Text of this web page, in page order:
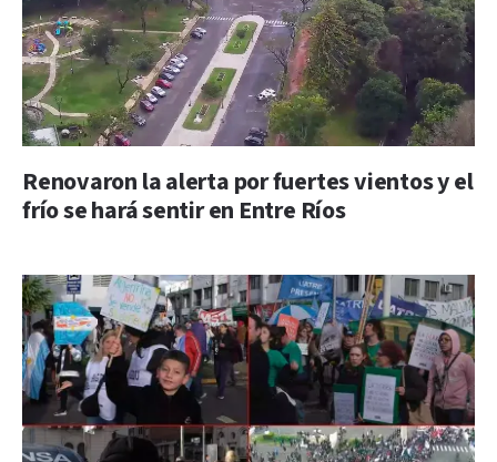
Renovaron la alerta por fuertes vientos y el
frío se hará sentir en Entre Ríos